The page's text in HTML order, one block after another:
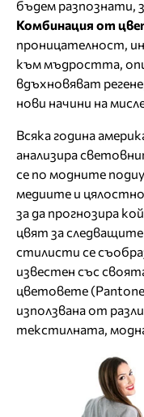
бъдем разпознати,
Комбинация от
проницателност,
към мъдростта,
вдъхновяват
нови начини на
Всяка година
анализира
се по модните
медиите и
за да прогнозира
цвят за следващите
стилисти се
известен със
цветовете
използвана от
текстилната,